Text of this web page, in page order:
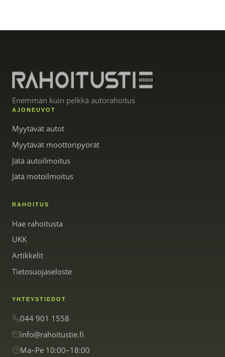
Enemmän kuin pelkkä autorahoitus
AJONEUVOT
Myytävät autot
Myytävät moottoripyörät
Jätä autoilmoitus
Jätä motoilmoitus
RAHOITUS
Hae rahoitusta
UKK
Artikkelit
Tietosuojaseloste
YHTEYSTIEDOT
044 901 1558
info@rahoitustie.fi
Ma–Pe 10:00–18:00